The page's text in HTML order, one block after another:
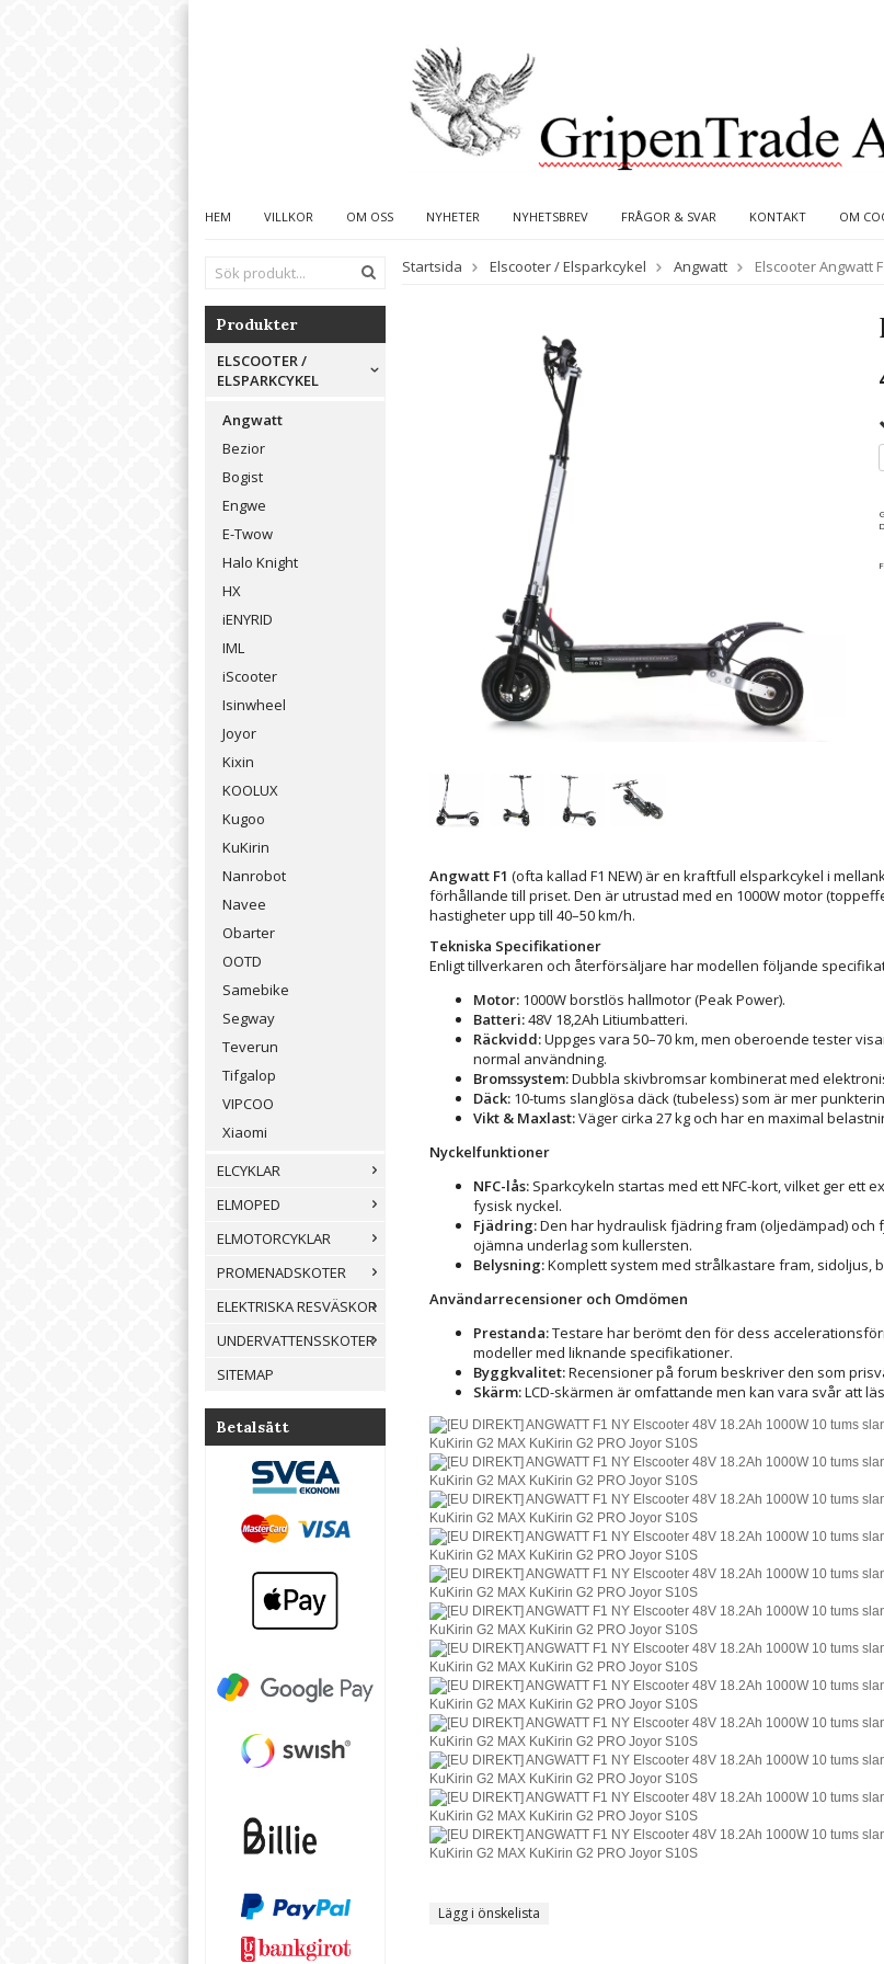
HEM VILLKOR OM OSS NYHETER NYHETSBREV FRÅGOR & SVAR KONTAKT OM
Produkter
ELSCOOTER /
ELSPARKCYKEL
Angwatt
Bezior
Bogist
Engwe
E-Twow
Halo Knight
HX
iENYRID
IML
iScooter
Isinwheel
Joyor
Kixin
KOOLUX
Kugoo
KuKirin
Nanrobot
Navee
Obarter
OOTD
Samebike
Segway
Teverun
Tifgalop
VIPCOO
Xiaomi
ELCYKLAR
ELMOPED
ELMOTORCYKLAR
PROMENADSKOTER
ELEKTRISKA RESVÄSKOR
UNDERVATTENSSKOTER
SITEMAP
Betalsätt
Startsida Elscooter / Elsparkcykel Angwatt Elscooter Angwatt
Angwatt F1 (ofta kallad F1 NEW) är en kraftfull elsparkcykel i
förhållande till priset. Den är utrustad med en 1000W motor
hastigheter upp till 40–50 km/h.
Tekniska Specifikationer
Enligt tillverkaren och återförsäljare har modellen följande
Motor: 1000W borstlös hallmotor (Peak Power).
Batteri:48V 18,2Ah Litiumbatteri.
Räckvidd:Uppges vara 50–70 km, men oberoende tester
normal användning.
Bromssystem:Dubbla skivbromsar kombinerat med
Däck: 10-tums slanglösa däck (tubeless) som är mer
Vikt & Maxlast:Väger cirka 27 kg och har en maximal
Nyckelfunktioner
NFC-lås: Sparkcykeln startas med ett NFC-kort, vilket ger ett
fysisk nyckel.
Fjädring:Den har hydraulisk fjädring fram (oljedämpad)
ojämna underlag som kullersten.
Belysning:Komplett system med strålkastare fram, sidoljus,
Användarrecensioner och Omdömen
Prestanda:Testare har berömt den för dess
modeller med liknande specifikationer.
Byggkvalitet:Recensioner på forum beskriver den som
Skärm:LCD-skärmen är omfattande men kan vara svår att
Lägg i önskelista